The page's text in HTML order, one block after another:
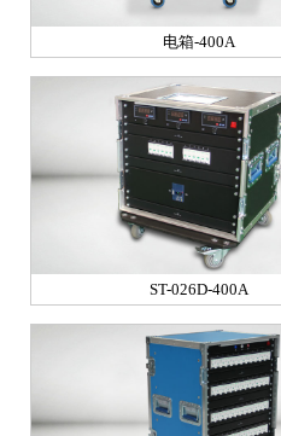
电箱-400A
ST-026D-400A